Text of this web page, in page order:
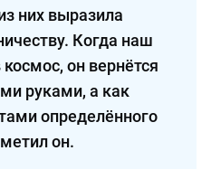
них выразила
Когда наш
он вернётся
руками, а как
определённого
он.